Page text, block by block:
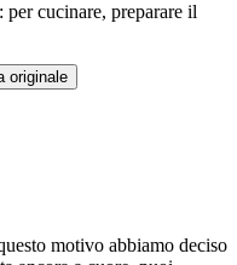
cucinare, preparare il
originale
motivo abbiamo deciso